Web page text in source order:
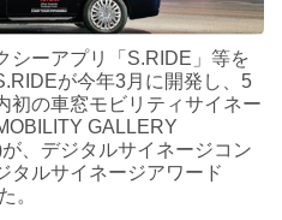
シーアプリ「S.RIDE」等を
が今年3月に開発し、5
初の車窓モビリティサイネー
GALLERY
、デジタルサイネージコン
タルサイネージアワード
。